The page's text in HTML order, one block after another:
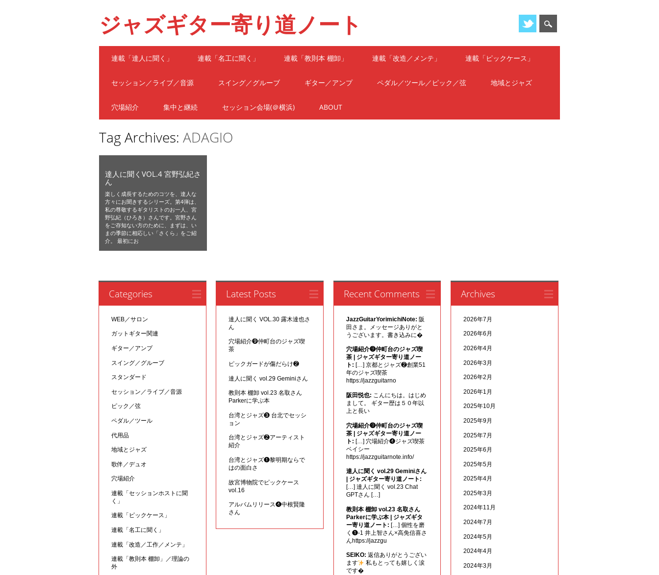
ジャズギター寄り道ノート
Main menu
連載「達人に聞く」 連載「名工に聞く」 連載「教則本 棚卸」 連載「改造／メンテ」 連載「ピックケース」
セッション／ライブ／音源 スイング／グルーブ ギター／アンプ ペダル／ツール／ピック／弦 地域とジャズ
穴場紹介 集中と継続 セッション会場(＠横浜) ABOUT
Tag Archives:ADAGIO
達人に聞くVOL.4 宮野弘紀さ
ん
楽しく成長するためのコツを、達人な
方々にお聞きするシリーズ。第4弾は、
私の尊敬するギタリストのお一人、宮
野弘紀（ひろき）さんです。宮野さん
をご存知ない方のために、まずは、い
まの季節に相応しい「さくら」をご紹
介。 最初にお
Categories
WEB／サロン
ガットギター関連
ギター／アンプ
スイング／グルーブ
スタンダード
セッション／ライブ／音源
ピック／弦
ペダル／ツール
代用品
地域とジャズ
歌伴／デュオ
穴場紹介
連載「セッションホストに聞
く」
連載「ピックケース」
連載「名工に聞く」
連載「改造／工作／メンテ」
連載「教則本 棚卸」／理論の
外
Latest Posts
達人に聞く VOL.30 露木達也さ
ん
穴場紹介❾仲町台のジャズ喫
茶
ピックガードが傷だらけ❷
達人に聞く vol.29 Geminiさん
教則本 棚卸 vol.23 名取さん
Parkerに学ぶ本
台湾とジャズ❸ 台北でセッシ
ョン
台湾とジャズ❷アーティスト
紹介
台湾とジャズ❶黎明期ならで
はの面白さ
故宮博物院でピックケース
vol.16
アルバムリリース❹中根賢隆
さん
Recent Comments
JazzGuitarYorimichiNote: 阪
田さま。メッセージありがと
うございます。書き込みに�
穴場紹介❾仲町台のジャズ喫
茶 | ジャズギター寄り道ノー
ト: […] 京都とジャズ❷創業51
年のジャズ喫茶
https://jazzguitarno
阪田悦也: こんにちは。はじめ
まして。 ギター歴は５０年以
上と長い
穴場紹介❾仲町台のジャズ喫
茶 | ジャズギター寄り道ノー
ト: […] 穴場紹介❹ジャズ喫茶
ベイシー
https://jazzguitarnote.info/
達人に聞く vol.29 Geminiさん
| ジャズギター寄り道ノート:
[…] 達人に聞く vol.23 Chat
GPTさん […]
教則本 棚卸 vol.23 名取さん
Parkerに学ぶ本 | ジャズギタ
ー寄り道ノート: […] 個性を磨
く❶-1 井上智さん×高免信喜さ
んhttps://jazzgu
SEIKO: 返信ありがとうござい
ます
私もとっても嬉しく涙
です�
Archives
2026年7月
2026年6月
2026年4月
2026年3月
2026年2月
2026年1月
2025年10月
2025年9月
2025年7月
2025年6月
2025年5月
2025年4月
2025年3月
2024年11月
2024年7月
2024年5月
2024年4月
2024年3月